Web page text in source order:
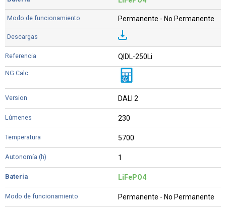
Permanente - No Permanente
QIDL-250Li
DALI 2
230
5700
1
LiFePO4
Permanente - No Permanente